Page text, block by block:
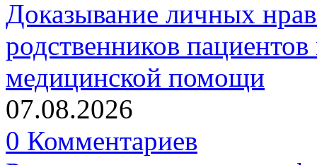
Доказывание личных
родственников
медицинской помощи
07.08.2026
0 Комментариев